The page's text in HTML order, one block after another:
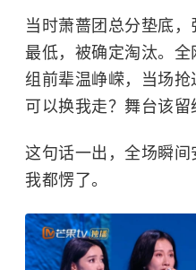
当时萧蔷 团总分垫底，
最低，被确定淘汰。全
组前辈温峥嵘，当场
可以换我走？舞台该留
这句话一出，全场瞬间
我都愣了。